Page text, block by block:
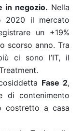
in negozio. Nella
2020
il mercato
un +19%
scorso anno. Tra
ci sono l’IT, il
Fase 2,
di contenimento
costretto a casa